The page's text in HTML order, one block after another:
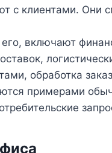
с клиентами. Они
включают
обработка
примерами